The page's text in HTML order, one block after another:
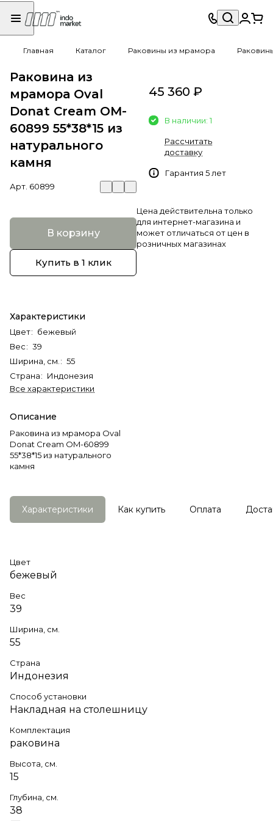
Главная Каталог Раковины из мрамора
Раковина из
мрамора Oval
Donat Cream OM-
60899 55*38*15 из
натурального
камня
Арт. 60899
В корзину
Купить в 1 клик
Характеристики
Цвет: бежевый
Вес: 39
Ширина, см. : 55
Страна: Индонезия
Все характеристики
Описание
Раковина из мрамора Oval
Donat Cream OM-60899
55*38*15 из натурального
камня
45 360 ₽
В наличии: 1
Рассчитать
доставку
Гарантия 5 лет
Цена действительна только
для интернет-магазина и
может отличаться от цен в
розничных магазинах
Характеристики Как купить Оплата
Цвет
бежевый
Вес
39
Ширина, см.
55
Страна
Индонезия
Способ установки
Накладная на столешницу
Комплектация
раковина
Высота, см.
15
Глубина, см.
38